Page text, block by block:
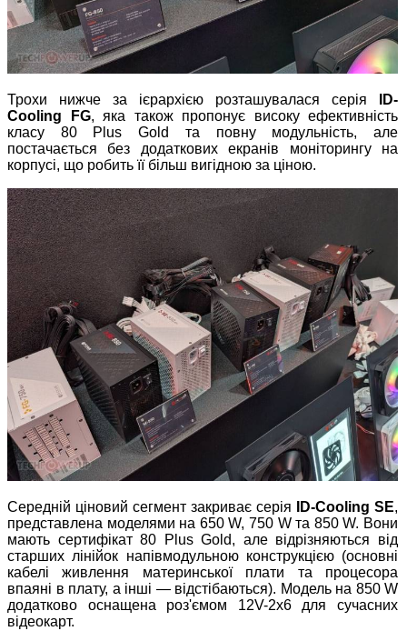
Трохи нижче за ієрархією розташувалася серія
ID-
Cooling FG, яка також пропонує високу ефективність
класу 80 Plus Gold та повну модульність, але
постачається без додаткових екранів моніторингу на
корпусі, що робить її більш вигідною за ціною.
Середній ціновий сегмент закриває серія ID-Cooling SE,
представлена моделями на 650 W, 750 W та 850 W. Вони
мають сертифікат 80 Plus Gold, але відрізняються від
старших лінійок напівмодульною конструкцією (основні
кабелі живлення материнської плати та процесора
впаяні в плату, а інші — відстібаються). Модель на 850 W
додатково оснащена роз'ємом 12V-2x6 для сучасних
відеокарт.